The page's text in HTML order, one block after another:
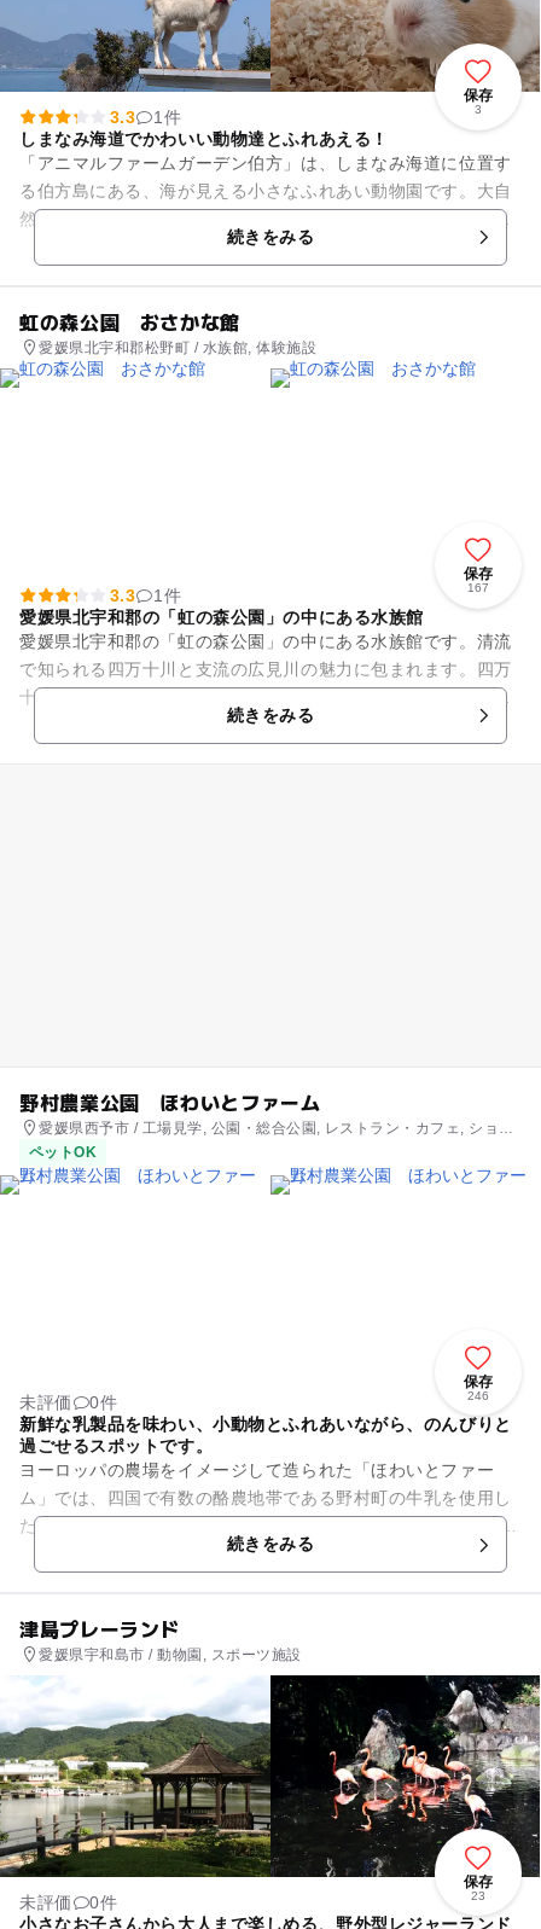
保存
3
3.3
1件
しまなみ海道でかわいい動物達とふれあえる！
「アニマルファームガーデン伯方」は、しまなみ海道に位置す
る伯方島にある、海が見える小さなふれあい動物園です。大自
然の中で動物たちとのびのびと触れ合える、心温まる体験を提
続きをみる
虹の森公園 おさかな館
愛媛県北宇和郡松野町 / 水族館, 体験施設
保存
167
3.3
1件
愛媛県北宇和郡の「虹の森公園」の中にある水族館
愛媛県北宇和郡の「虹の森公園」の中にある水族館です。清流
で知られる四万十川と支流の広見川の魅力に包まれます。四万
十川の上流、中流、下流の景観を水槽に作り上げ、清流に生き
る魚たちが元気に泳ぎ回って...続きをみる
野村農業公園 ほわいとファーム
愛媛県西予市 / 工場見学, 公園・総合公園, レストラン・カフェ, ショッ
ピング
ペットOK
保存
246
未評価
0件
新鮮な乳製品を味わい、小動物とふれあいながら、のんびりと
過ごせるスポットです。
ヨーロッパの農場をイメージして造られた「ほわいとファー
ム」では、四国で有数の酪農地帯である野村町の牛乳を使用し
た乳製品が製造、販売されています。 小川も流れる芝生広場が
あり、ヤギやモルモットに...続きをみる
津島プレーランド
愛媛県宇和島市 / 動物園, スポーツ施設
保存
23
未評価
0件
小さなお子さんから大人まで楽しめる、野外型レジャーランド